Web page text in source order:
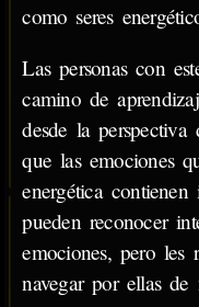
como seres
Las personas con
camino de
desde la
que las emociones
energética
pueden reconocer
emociones, pero les
navegar por ellas